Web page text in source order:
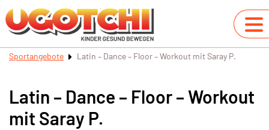
Sportangebote Latin – Dance – Floor – Workout mit Saray P.
Latin – Dance – Floor – Workout
mit Saray P.